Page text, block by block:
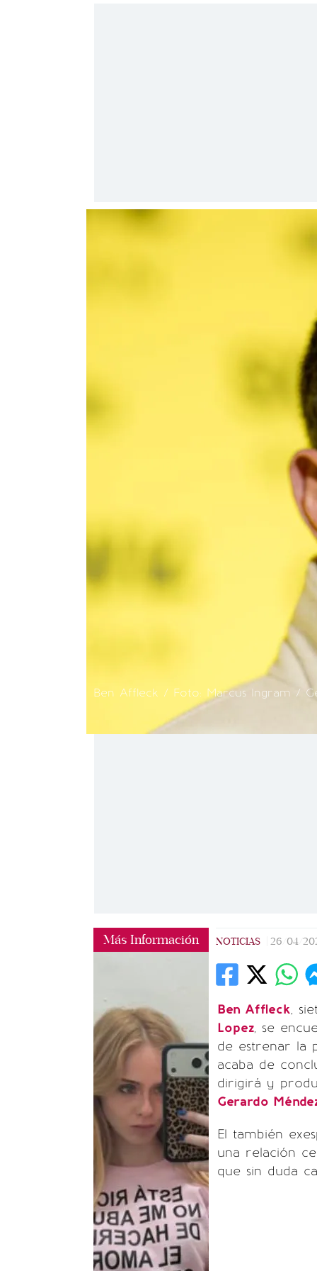
Ben Affleck / Foto: Marcus Ingram /
Más Información NOTICIAS 26/04/
Ben Affleck,
Lopez, se
de estrenar la
acaba de
dirigirá y
Gerardo
El también
una relación
que sin duda